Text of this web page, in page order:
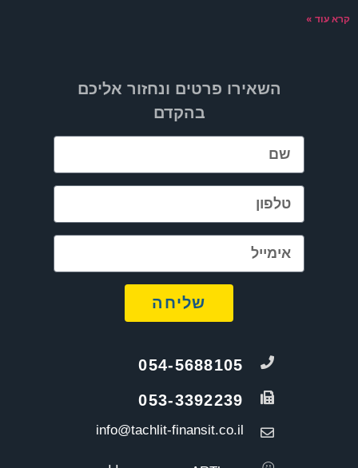
קרא עוד »
054-5688105
053-3392239
info@tachlit-finansit.co.il
השאירו פרטים ונחזור אליכם
בהקדם
שליחה